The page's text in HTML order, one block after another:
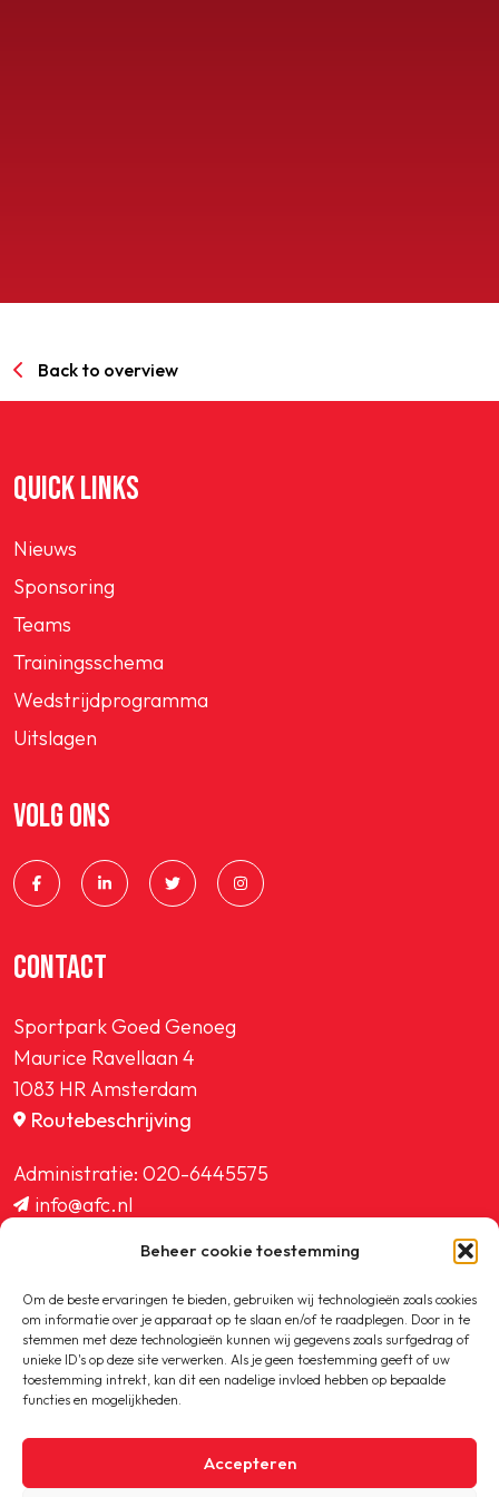
Beheer cookie toestemming
Om de beste ervaringen te bieden, gebruiken wij technologieën zoals cookies
om informatie over je apparaat op te slaan en/of te raadplegen. Door in te
stemmen met deze technologieën kunnen wij gegevens zoals surfgedrag of
unieke ID's op deze site verwerken. Als je geen toestemming geeft of uw
toestemming intrekt, kan dit een nadelige invloed hebben op bepaalde
functies en mogelijkheden.
Accepteren
Back to overview
QUICK LINKS
Nieuws
Sponsoring
Teams
Trainingsschema
Wedstrijdprogramma
Uitslagen
VOLG ONS
CONTACT
Sportpark Goed Genoeg
Maurice Ravellaan 4
1083 HR Amsterdam
Routebeschrijving
Administratie: 020-6445575
info@afc.nl
ledenadministratie@afc.nl
Copyright © 2020-2026 AFC